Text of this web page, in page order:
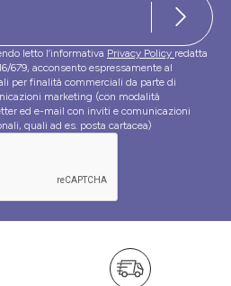
letto l’informativa Privacy Policy redatta
679, acconsento espressamente al
per finalità commerciali da parte di
marketing (con modalità
ed e-mail con inviti e comunicazioni
quali ad es. posta cartacea)